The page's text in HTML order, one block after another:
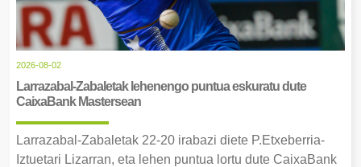
2026-08-02
Larrazabal-Zabaletak lehenengo puntua eskuratu dute
CaixaBank Mastersean
Larrazabal-Zabaletak 22-20 irabazi diete P.Etxeberria-
Iztuetari Lizarran, eta lehen puntua lortu dute CaixaBank